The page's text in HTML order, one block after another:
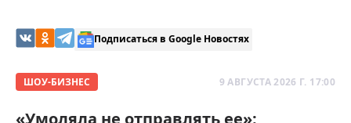
Подписаться в Google Новостях
ШОУ-БИЗНЕС 9 АВГУСТА 2026 Г. 17:00
«Умоляла не отправлять ее»: